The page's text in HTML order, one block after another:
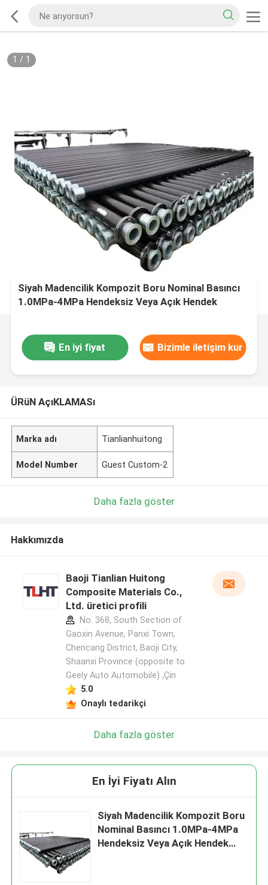
1 / 1
Siyah Madencilik Kompozit Boru Nominal Basıncı
1.0MPa-4MPa Hendeksiz Veya Açık Hendek
En iyi fiyat Bizimle iletişim kur
ÜRüN AçıKLAMASı
Marka adı Tianlianhuitong
Model Number Guest Custom-2
Daha fazla göster
Hakkımızda
Baoji Tianlian Huitong
Composite Materials Co.,
Ltd. üretici profili
No. 368, South Section of
Gaoxin Avenue, Panxi Town,
Chencang District, Baoji City,
Shaanxi Province (opposite to
Geely Auto Automobile) ,Çin
5.0
Onaylı tedarikçi
Daha fazla göster
En İyi Fiyatı Alın
Siyah Madencilik Kompozit Boru
Nominal Basıncı 1.0MPa-4MPa
Hendeksiz Veya Açık Hendek